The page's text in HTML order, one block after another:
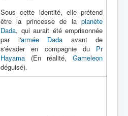
Sous cette identité, elle prétend
être la princesse de la planète
Dada, qui aurait été emprisonnée
par l'armée Dada avant de
s'évader en compagnie du Pr
Hayama (En réalité, Gameleon
déguisé).